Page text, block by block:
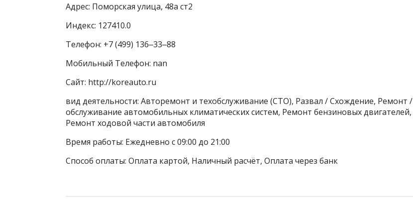
Адрес: Поморская улица, 48а ст2
Индекс: 127410.0
Телефон: +7 (499) 136‒33‒88
Мобильный Телефон: nan
Сайт: http://koreauto.ru
вид деятельности: Авторемонт и техобслуживание (СТО), Развал / Схождение, Ремонт /
обслуживание автомобильных климатических систем, Ремонт бензиновых двигателей,
Ремонт ходовой части автомобиля
Время работы: Ежедневно с 09:00 до 21:00
Способ оплаты: Оплата картой, Наличный расчёт, Оплата через банк